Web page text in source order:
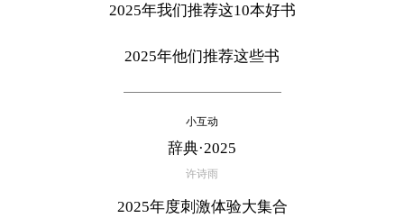
2025年我们推荐这10本好书
2025年他们推荐这些书
小互动
辞典·2025
许诗雨
2025年度刺激体验大集合